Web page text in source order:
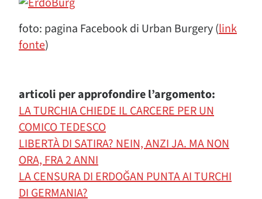
foto: pagina Facebook di Urban Burgery (link
fonte)
articoli per approfondire l’argomento:
LA TURCHIA CHIEDE IL CARCERE PER UN
COMICO TEDESCO
LIBERTÀ DI SATIRA? NEIN, ANZI JA. MA NON
ORA, FRA 2 ANNI
LA CENSURA DI ERDOĞAN PUNTA AI TURCHI
DI GERMANIA?